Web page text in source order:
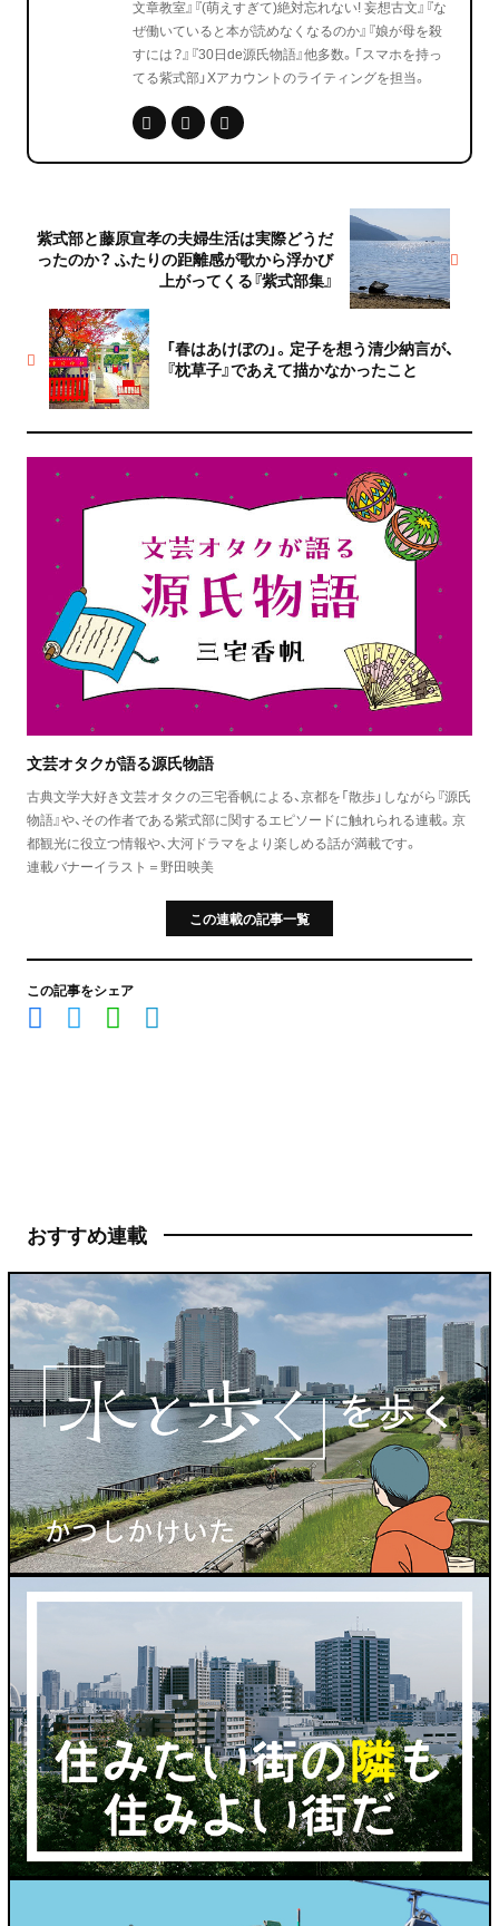
文章教室』『(萌えすぎて)絶対忘れない! 妄想古文』『な
ぜ働いていると本が読めなくなるのか』『娘が母を殺
すには？』『30日de源氏物語』他多数。「スマホを持っ
てる紫式部」Xアカウントのライティングを担当。
「春はあけぼの」。定子を想う清少納言が、
『枕草子』であえて描かなかったこと
紫式部と藤原宣孝の夫婦生活は実際どうだ
ったのか？ ふたりの距離感が歌から浮かび
上がってくる『紫式部集』
文芸オタクが語る源氏物語
古典文学大好き文芸オタクの三宅香帆による、京都を「散歩」しながら『源氏
物語』や、その作者である紫式部に関するエピソードに触れられる連載。京
都観光に役立つ情報や、大河ドラマをより楽しめる話が満載です。
連載バナーイラスト＝野田映美
この連載の記事一覧
この記事をシェア
おすすめ連載